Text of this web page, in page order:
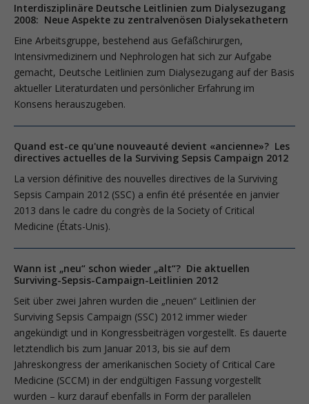
Interdisziplinäre Deutsche Leitlinien zum Dialysezugang
2008: Neue Aspekte zu zentralvenösen Dialysekathetern
Eine Arbeitsgruppe, bestehend aus Gefäßchirurgen,
Intensivmedizinern und Nephrologen hat sich zur Aufgabe
gemacht, Deutsche Leitlinien zum Dialysezugang auf der Basis
aktueller Literaturdaten und persönlicher Erfahrung im
Konsens he­raus­zugeben.
Quand est-ce qu'une nouveauté devient «ancienne»? Les
directives actuelles de la Surviving Sepsis Campaign 2012
La version définitive des nouvelles directives de la Surviving
Sepsis Campain 2012 (SSC) a enfin été présentée en janvier
2013 dans le cadre du congrès de la Society of Critical
Medicine (États-Unis).
Wann ist „neu“ schon wieder „alt“? Die aktuellen
Surviving-Sepsis-Campaign-Leitlinien 2012
Seit über zwei Jahren wurden die „neuen“ Leitlinien der
Surviving Sepsis Campaign (SSC) 2012 immer wieder
angekündigt und in Kongressbeiträgen vorgestellt. Es dauerte
letztendlich bis zum Januar 2013, bis sie auf dem
Jahreskongress der amerikanischen Society of Critical Care
Medicine (SCCM) in der endgültigen Fassung vorgestellt
wurden – kurz darauf ebenfalls in Form der parallelen